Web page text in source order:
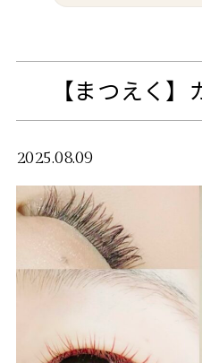
【まつえく
2025.08.09